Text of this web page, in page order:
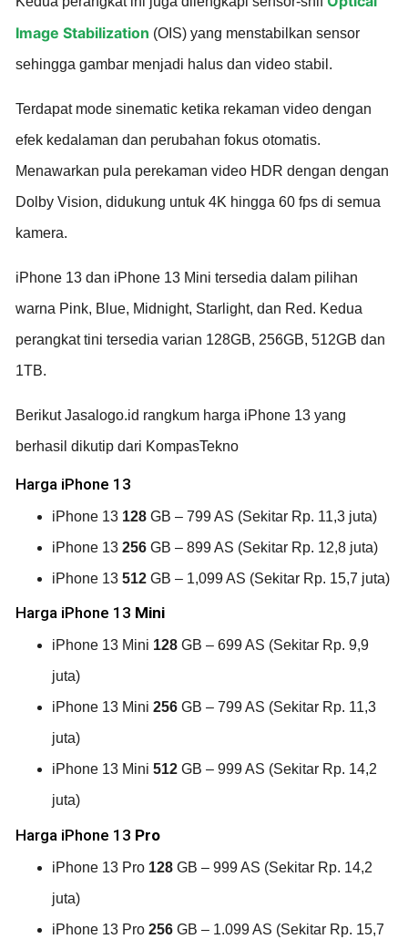
Image Stabilization (OIS) yang menstabilkan sensor
sehingga gambar menjadi halus dan video stabil.
Terdapat mode sinematic ketika rekaman video dengan
efek kedalaman dan perubahan fokus otomatis.
Menawarkan pula perekaman video HDR dengan dengan
Dolby Vision, didukung untuk 4K hingga 60 fps di semua
kamera.
iPhone 13 dan iPhone 13 Mini tersedia dalam pilihan
warna Pink, Blue, Midnight, Starlight, dan Red. Kedua
perangkat tini tersedia varian 128GB, 256GB, 512GB dan
1TB.
Berikut Jasalogo.id rangkum harga iPhone 13 yang
berhasil dikutip dari KompasTekno
Harga iPhone 13
iPhone 13 128 GB – 799 AS (Sekitar Rp. 11,3 juta)
iPhone 13 256 GB – 899 AS (Sekitar Rp. 12,8 juta)
iPhone 13 512 GB – 1,099 AS (Sekitar Rp. 15,7 juta)
Harga iPhone 13 Mini
iPhone 13 Mini 128 GB – 699 AS (Sekitar Rp. 9,9
juta)
iPhone 13 Mini 256 GB – 799 AS (Sekitar Rp. 11,3
juta)
iPhone 13 Mini 512 GB – 999 AS (Sekitar Rp. 14,2
juta)
Harga iPhone 13 Pro
iPhone 13 Pro 128 GB – 999 AS (Sekitar Rp. 14,2
juta)
iPhone 13 Pro 256 GB – 1.099 AS (Sekitar Rp. 15,7